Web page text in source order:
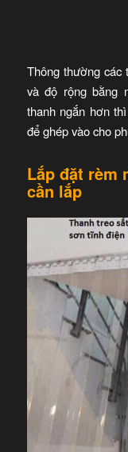
Thông thường các
và độ rộng bằng
thanh ngắn hơn
để ghép vào cho
Lắp đặt rèm
cần lắp